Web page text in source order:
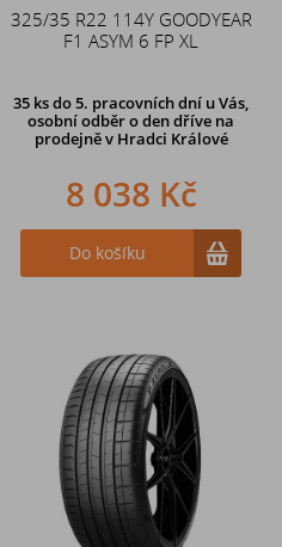
325/35 R22 114Y GOODYEAR
F1 ASYM 6 FP XL
35 ksdo 5. pracovních dní u Vás,
osobní odběr o den dříve na
prodejněv Hradci Králové
8 038 Kč
Do košíku